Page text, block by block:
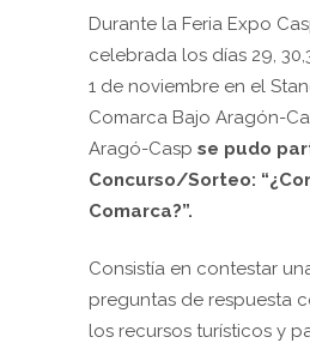
Durante la Feria Expo
celebrada los días 29,
1 de noviembre en el
Comarca Bajo Aragón-
Aragó-Casp se pudo
Concurso/Sorteo:
Comarca?”.
Consistía en contestar
preguntas de respuesta
los recursos turísticos y